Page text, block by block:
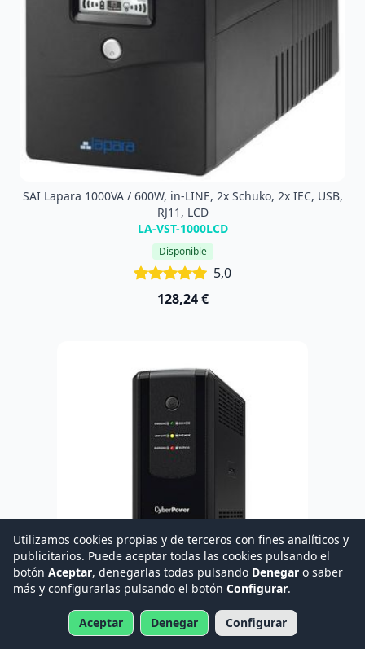
SAI Lapara 1000VA / 600W, in-LINE, 2x Schuko, 2x IEC, USB,
RJ11, LCD
LA-VST-1000LCD
Disponible
5,0
128,24 €
SAI inline 1050VA/630W CyberPower UT series
UT1050EG
Utilizamos cookies propias y de terceros con fines analíticos y
publicitarios. Puede aceptar todas las cookies pulsando el
botón Aceptar, denegarlas todas pulsando Denegar o saber
más y configurarlas pulsando el botón Configurar.
Aceptar Denegar Configurar